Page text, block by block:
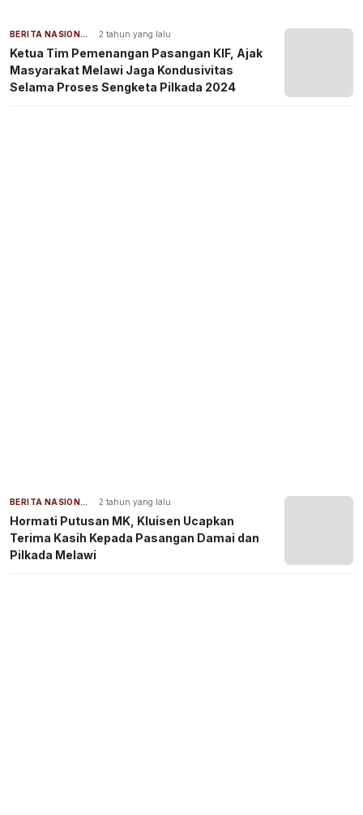
BERITA NASIONAL 2 tahun yang lalu
Ketua Tim Pemenangan Pasangan KIF, Ajak
Masyarakat Melawi Jaga Kondusivitas
Selama Proses Sengketa Pilkada 2024
BERITA NASIONAL 2 tahun yang lalu
Hormati Putusan MK, Kluisen Ucapkan
Terima Kasih Kepada Pasangan Damai dan
Pilkada Melawi